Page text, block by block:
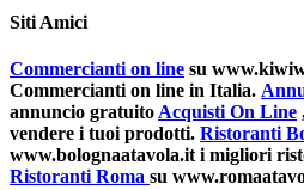
Siti Amici
Commercianti on line su
Commercianti on line in Italia.
annuncio gratuito Acquisti On Line
vendere i tuoi prodotti. Ristoranti
www.bolognaatavola.it i migliori
Ristoranti Roma su